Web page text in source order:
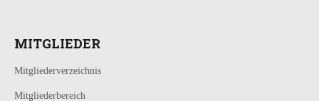
MITGLIEDER
Mitgliederverzeichnis
Mitgliederbereich